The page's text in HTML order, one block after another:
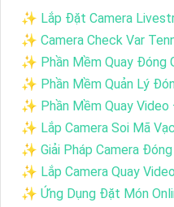
✨ Lắp Đặt Camera
✨ Camera Check Var
✨ Phần Mềm Quay Đóng
✨ Phần Mềm Quản Lý
✨ Phần Mềm Quay Video
✨ Lắp Camera Soi Mã
✨ Giải Pháp Camera
✨ Lắp Camera Quay
✨ Ứng Dụng Đặt Món